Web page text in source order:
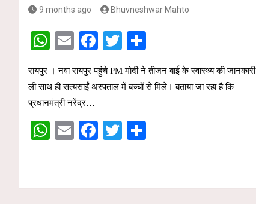
9 months ago Bhuvneshwar Mahto
W
at
s
A
p
E
ail
F
a
ce
o
o
T
wi
tt
h
ar
रायपुर । नवा रायपुर पहुंचे PM मोदी ने तीजन बाई के स्वास्थ्य की जानकारी
ली साथ ही सत्यसाईं अस्पताल में बच्चों से मिले। बताया जा रहा है कि
प्रधानमंत्री नरेंद्र…
W
s
E
F
b
T
er e